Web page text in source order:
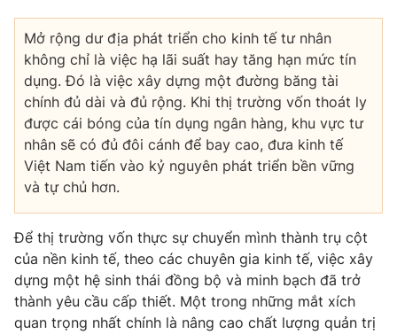
Mở rộng dư địa phát triển cho kinh tế tư nhân
không chỉ là việc hạ lãi suất hay tăng hạn mức tín
dụng. Đó là việc xây dựng một đường băng tài
chính đủ dài và đủ rộng. Khi thị trường vốn thoát ly
được cái bóng của tín dụng ngân hàng, khu vực tư
nhân sẽ có đủ đôi cánh để bay cao, đưa kinh tế
Việt Nam tiến vào kỷ nguyên phát triển bền vững
và tự chủ hơn.
Để thị trường vốn thực sự chuyển mình thành trụ cột
của nền kinh tế, theo các chuyên gia kinh tế, việc xây
dựng một hệ sinh thái đồng bộ và minh bạch đã trở
thành yêu cầu cấp thiết. Một trong những mắt xích
quan trọng nhất chính là nâng cao chất lượng quản trị